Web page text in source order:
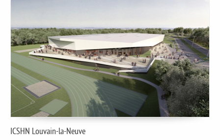
ICSHN Louvain-la-Neuve